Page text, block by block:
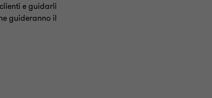
e guidarli
guideranno il